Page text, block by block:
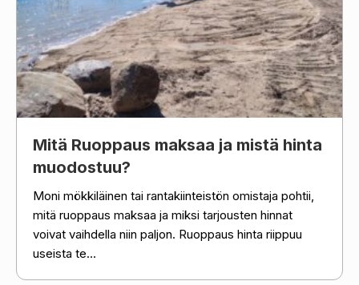
Mitä Ruoppaus maksaa ja mistä hinta
muodostuu?
Moni mökkiläinen tai rantakiinteistön omistaja pohtii,
mitä ruoppaus maksaa ja miksi tarjousten hinnat
voivat vaihdella niin paljon. Ruoppaus hinta riippuu
useista te...